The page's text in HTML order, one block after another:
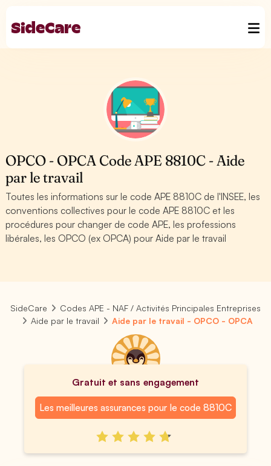
OPCO - OPCA Code APE 8810C - Aide
par le travail
Toutes les informations sur le code APE 8810C de l'INSEE, les
conventions collectives pour le code APE 8810C et les
procédures pour changer de code APE, les professions
libérales, les OPCO (ex OPCA) pour Aide par le travail
SideCare
Codes APE - NAF / Activités Principales Entreprises
Aide par le travail
Aide par le travail - OPCO - OPCA
Gratuit et sans engagement
Les meilleures assurances pour le code 8810C